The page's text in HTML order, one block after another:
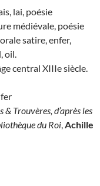
lai, poésie
médiévale, poésie
satire, enfer,
oil.
central XIIIe siècle.
& Trouvères, d’après les
du Roi,Achille